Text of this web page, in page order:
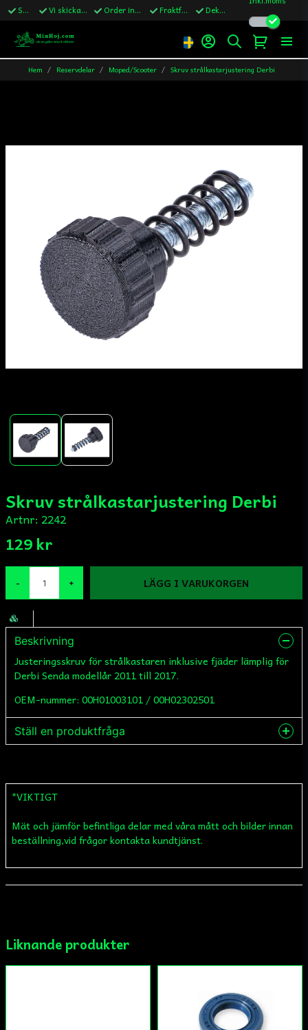
Snabba leveranser Vi skickar till Sverige,Danmark & Finland Order innan kl.13 skickas samma vardag Fraktfritt över 1200kr till Sverige Dekaler ingår i alla ordrar
Hem Reservdelar Moped/Scooter Skruv strålkastarjustering Derbi
Skruv strålkastarjustering Derbi
Artnr: 2242
129 kr
- + LÄGG I VARUKORGEN
Beskrivning
Justeringsskruv för strålkastaren inklusive fjäder lämplig för
Derbi Senda modellår 2011 till 2017.
OEM-nummer: 00H01003101 / 00H02302501
Ställ en produktfråga
name
Namn
email
Ja, ni får publicera min fråga
*VIKTIGT
Mät och jämför befintliga delar med våra mått och bilder innan
beställning,vid frågor kontakta kundtjänst.
Liknande produkter